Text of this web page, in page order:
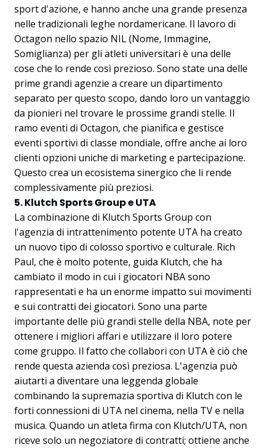
sport d'azione, e hanno anche una grande presenza
nelle tradizionali leghe nordamericane. Il lavoro di
Octagon nello spazio NIL (Nome, Immagine,
Somiglianza) per gli atleti universitari è una delle
cose che lo rende così prezioso. Sono state una delle
prime grandi agenzie a creare un dipartimento
separato per questo scopo, dando loro un vantaggio
da pionieri nel trovare le prossime grandi stelle. Il
ramo eventi di Octagon, che pianifica e gestisce
eventi sportivi di classe mondiale, offre anche ai loro
clienti opzioni uniche di marketing e partecipazione.
Questo crea un ecosistema sinergico che li rende
complessivamente più preziosi.
5. Klutch Sports Group e UTA
La combinazione di Klutch Sports Group con
l'agenzia di intrattenimento potente UTA ha creato
un nuovo tipo di colosso sportivo e culturale. Rich
Paul, che è molto potente, guida Klutch, che ha
cambiato il modo in cui i giocatori NBA sono
rappresentati e ha un enorme impatto sui movimenti
e sui contratti dei giocatori. Sono una parte
importante delle più grandi stelle della NBA, note per
ottenere i migliori affari e utilizzare il loro potere
come gruppo. Il fatto che collabori con UTA è ciò che
rende questa azienda così preziosa. L'agenzia può
aiutarti a diventare una leggenda globale
combinando la supremazia sportiva di Klutch con le
forti connessioni di UTA nel cinema, nella TV e nella
musica. Quando un atleta firma con Klutch/UTA, non
riceve solo un negoziatore di contratti; ottiene anche